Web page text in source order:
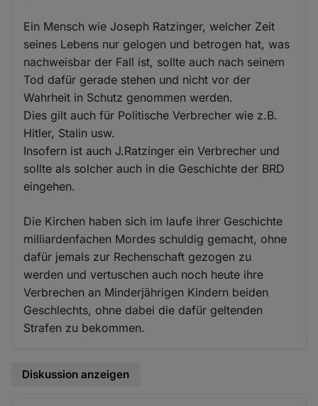
Ein Mensch wie Joseph Ratzinger, welcher Zeit
seines Lebens nur gelogen und betrogen hat, was
nachweisbar der Fall ist, sollte auch nach seinem
Tod dafür gerade stehen und nicht vor der
Wahrheit in Schutz genommen werden.
Dies gilt auch für Politische Verbrecher wie z.B.
Hitler, Stalin usw.
Insofern ist auch J.Ratzinger ein Verbrecher und
sollte als solcher auch in die Geschichte der BRD
eingehen.
Die Kirchen haben sich im laufe ihrer Geschichte
milliardenfachen Mordes schuldig gemacht, ohne
dafür jemals zur Rechenschaft gezogen zu
werden und vertuschen auch noch heute ihre
Verbrechen an Minderjährigen Kindern beiden
Geschlechts, ohne dabei die dafür geltenden
Strafen zu bekommen.
Diskussion anzeigen